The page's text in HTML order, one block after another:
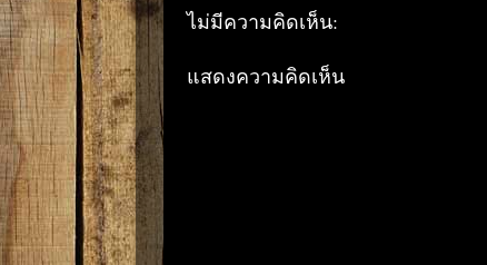
ไม่มีความคิดเห็น:
แสดงความคิดเห็น